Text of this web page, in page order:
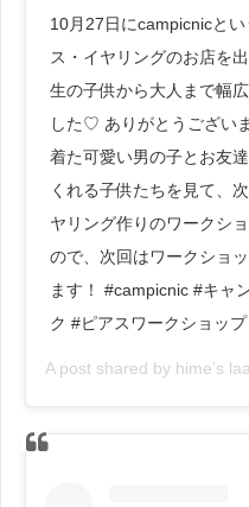
10月27日にcampicnicと
ス・イヤリングのお店を
生の子供から大人まで幅
した♡ ありがとうござい
着た可愛い男の子とお友
くれる子供たちを見て、
ヤリング作りのワークシ
ので、次回はワークショ
ます！ #campicnic #キャ
ク #ピアスワークショッ
A post shared by hime’s